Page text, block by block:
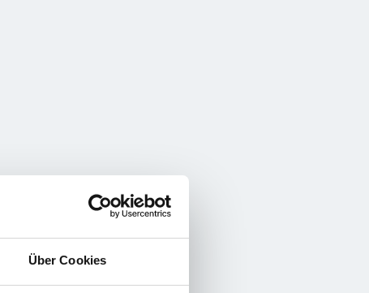
Über Cookies